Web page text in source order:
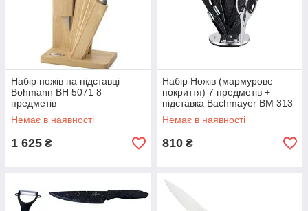
Набір ножів на підставці
Bohmann BH 5071 8
предметів
Немає в наявності
1 625 ₴
Набір Ножів (мармурове
покриття) 7 предметів +
підставка Bachmayer BM 313
Немає в наявності
810 ₴